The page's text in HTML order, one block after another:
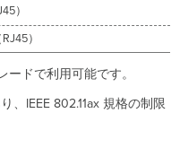
）
）
ドで利用可能です。
、IEEE 802.11ax 規格の制限